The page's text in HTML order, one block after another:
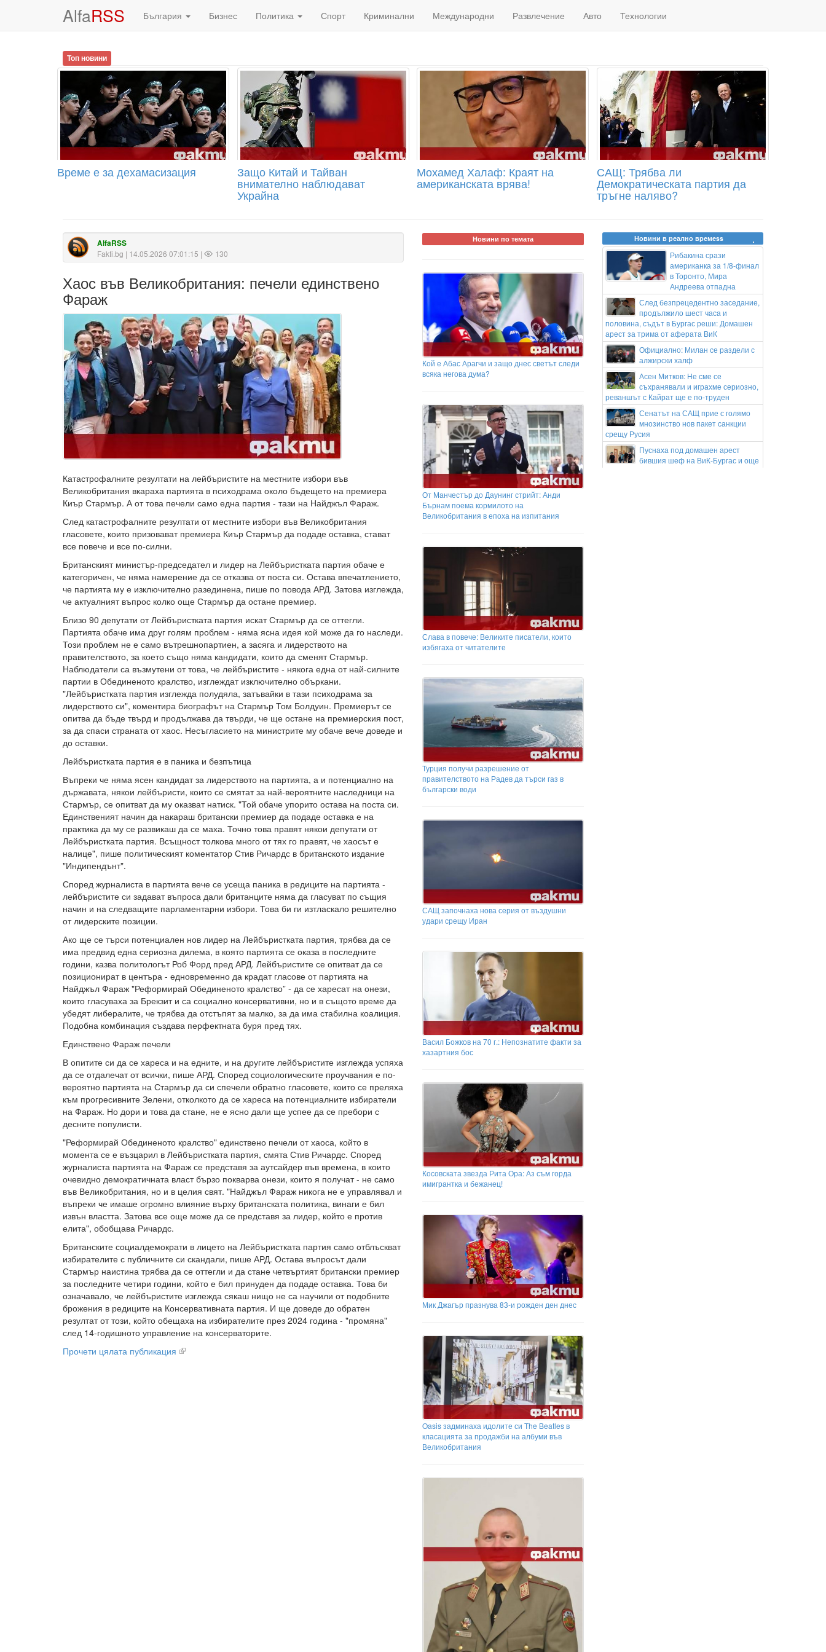
AlfaRSS България Бизнес Политика Спорт Криминални Международни Развлечение Авто Технологии
Топ новини
Време е за дехамасизация Защо Китай и Тайван
внимателно наблюдават
Украйна
Мохамед Халаф: Краят на
американската врява!
САЩ: Трябва ли
Демократическата партия да
тръгне наляво?
AlfaRSS
Fakti.bg | 14.05.2026 07:01:15 | 130
Хаос във Великобритания: печели единствено
Фараж
Катастрофалните резултати на лейбъристите на местните избори във
Великобритания вкараха партията в психодрама около бъдещето на премиера
Киър Стармър. А от това печели само една партия - тази на Найджъл Фараж.
След катастрофалните резултати от местните избори във Великобритания
гласовете, които призовават премиера Киър Стармър да подаде оставка, стават
все повече и все по-силни.
Британският министър-председател и лидер на Лейбъристката партия обаче е
категоричен, че няма намерение да се отказва от поста си. Остава впечатлението,
че партията му е изключително разединена, пише по повода АРД. Затова изглежда,
че актуалният въпрос колко още Стармър да остане премиер.
Близо 90 депутати от Лейбъристката партия искат Стармър да се оттегли.
Партията обаче има друг голям проблем - няма ясна идея кой може да го наследи.
Този проблем не е само вътрешнопартиен, а засяга и лидерството на
правителството, за което също няма кандидати, които да сменят Стармър.
Наблюдатели са възмутени от това, че лейбъристите - някога една от най-силните
партии в Обединеното кралство, изглеждат изключително объркани.
"Лейбъристката партия изглежда полудяла, затъвайки в тази психодрама за
лидерството си", коментира биографът на Стармър Том Болдуин. Премиерът се
опитва да бъде твърд и продължава да твърди, че ще остане на премиерския пост,
за да спаси страната от хаос. Несъгласието на министрите му обаче вече доведе и
до оставки.
Лейбъристката партия е в паника и безпътица
Въпреки че няма ясен кандидат за лидерството на партията, а и потенциално на
държавата, някои лейбъристи, които се смятат за най-вероятните наследници на
Стармър, се опитват да му оказват натиск. "Той обаче упорито остава на поста си.
Единственият начин да накараш британски премиер да подаде оставка е на
практика да му се развикаш да се маха. Точно това правят някои депутати от
Лейбъристката партия. Всъщност толкова много от тях го правят, че хаосът е
налице", пише политическият коментатор Стив Ричардс в британското издание
"Индипендънт".
Според журналиста в партията вече се усеща паника в редиците на партията -
лейбъристите си задават въпроса дали британците няма да гласуват по същия
начин и на следващите парламентарни избори. Това би ги изтласкало решително
от лидерските позиции.
Ако ще се търси потенциален нов лидер на Лейбъристката партия, трябва да се
има предвид една сериозна дилема, в която партията се оказа в последните
години, казва политологът Роб Форд пред АРД. Лейбъристите се опитват да се
позиционират в центъра - едновременно да крадат гласове от партията на
Найджъл Фараж "Реформирай Обединеното кралство” - да се харесат на онези,
които гласуваха за Брекзит и са социално консервативни, но и в същото време да
убедят либералите, че трябва да отстъпят за малко, за да има стабилна коалиция.
Подобна комбинация създава перфектната буря пред тях.
Единствено Фараж печели
В опитите си да се хареса и на едните, и на другите лейбъристите изглежда успяха
да се отдалечат от всички, пише АРД. Според социологическите проучвания е по-
вероятно партията на Стармър да си спечели обратно гласовете, които се преляха
към прогресивните Зелени, отколкото да се хареса на потенциалните избиратели
на Фараж. Но дори и това да стане, не е ясно дали ще успее да се пребори с
десните популисти.
"Реформирай Обединеното кралство" единствено печели от хаоса, който в
момента се е възцарил в Лейбъристката партия, смята Стив Ричардс. Според
журналиста партията на Фараж се представя за аутсайдер във времена, в които
очевидно демократичната власт бързо покварва онези, които я получат - не само
във Великобритания, но и в целия свят. "Найджъл Фараж никога не е управлявал и
въпреки че имаше огромно влияние върху британската политика, винаги е бил
извън властта. Затова все още може да се представя за лидер, който е против
елита", обобщава Ричардс.
Британските социалдемократи в лицето на Лейбъристката партия само отблъскват
избирателите с публичните си скандали, пише АРД. Остава въпросът дали
Стармър наистина трябва да се оттегли и да стане четвъртият британски премиер
за последните четири години, който е бил принуден да подаде оставка. Това би
означавало, че лейбъристите изглежда сякаш нищо не са научили от подобните
брожения в редиците на Консервативната партия. И ще доведе до обратен
резултат от този, който обещаха на избирателите през 2024 година - "промяна"
след 14-годишното управление на консерваторите.
Прочети цялата публикация
Новини по темата
Кой е Абас Арагчи и защо днес светът следи
всяка негова дума?
От Манчестър до Даунинг стрийт: Анди
Бърнам поема кормилото на
Великобритания в епоха на изпитания
Слава в повече: Великите писатели, които
избягаха от читателите
Турция получи разрешение от
правителството на Радев да търси газ в
български води
САЩ започнаха нова серия от въздушни
удари срещу Иран
Васил Божков на 70 г.: Непознатите факти за
хазартния бос
Косовската звезда Рита Ора: Аз съм горда
имигрантка и бежанец!
Мик Джагър празнува 83-и рожден ден днес
Oasis задминаха идолите си The Beatles в
класацията за продажби на албуми във
Великобритания
Новини в реално времеss
Рибакина срази
американка за 1/8-финал
в Торонто, Мира
Андреева отпадна
След безпрецедентно заседание,
продължило шест часа и
половина, съдът в Бургас реши: Домашен
арест за трима от аферата ВиК
Официално: Милан се раздели с
алжирски халф
Асен Митков: Не сме се
съхранявали и играхме сериозно,
реваншът с Кайрат ще е по-труден
Сенатът на САЩ прие с голямо
мнозинство нов пакет санкции
срещу Русия
Пуснаха под домашен арест
бившия шеф на ВиК-Бургас и още